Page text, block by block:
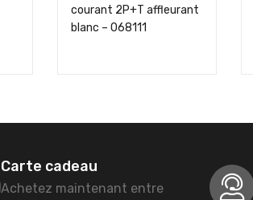
courant 2P+T affleurant
blanc – 068111
Carte cadeau
Achetez maintenant entre